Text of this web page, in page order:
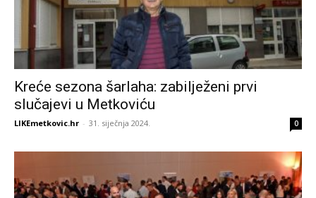
Kreće sezona šarlaha: zabilježeni prvi
slučajevi u Metkoviću
LIKEmetkovic.hr - 31. siječnja 2024. 0